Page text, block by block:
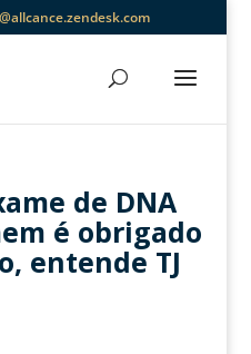
de DNA
é obrigado
entende TJ